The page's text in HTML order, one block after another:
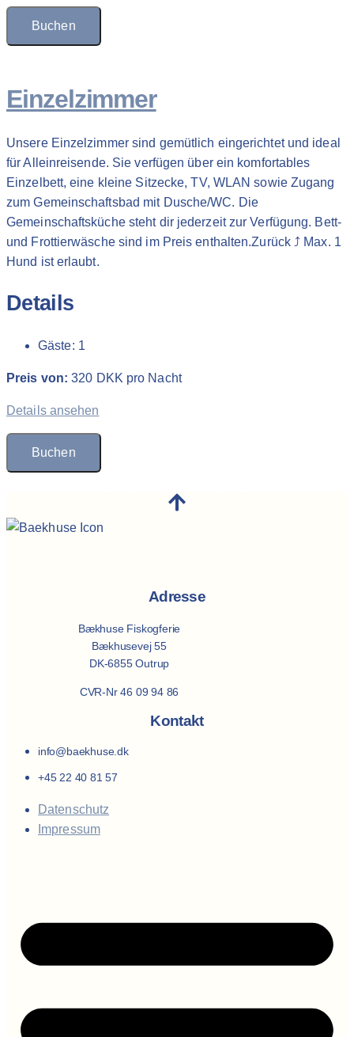
Buchen
Einzelzimmer
Unsere Einzelzimmer sind gemütlich eingerichtet und ideal
für Alleinreisende. Sie verfügen über ein komfortables
Einzelbett, eine kleine Sitzecke, TV, WLAN sowie Zugang
zum Gemeinschaftsbad mit Dusche/WC. Die
Gemeinschaftsküche steht dir jederzeit zur Verfügung. Bett-
und Frottierwäsche sind im Preis enthalten.Zurück ⤴︎ Max. 1
Hund ist erlaubt.
Details
Gäste: 1
Preis von: 320 DKK pro Nacht
Details ansehen
Buchen
Adresse
Bækhuse Fiskogferie
Bækhusevej 55
DK-6855 Outrup
CVR-Nr 46 09 94 86
Kontakt
info@baekhuse.dk
+45 22 40 81 57
Datenschutz
Impressum